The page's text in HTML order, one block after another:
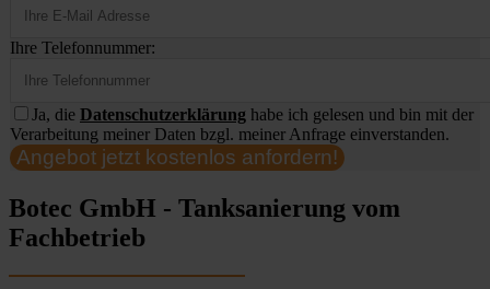
Ihre Telefonnummer:
Ja, die Datenschutzerklärung habe ich gelesen und bin mit der
Verarbeitung meiner Daten bzgl. meiner Anfrage einverstanden.
Angebot jetzt kostenlos anfordern!
Botec GmbH - Tanksanierung vom
Fachbetrieb